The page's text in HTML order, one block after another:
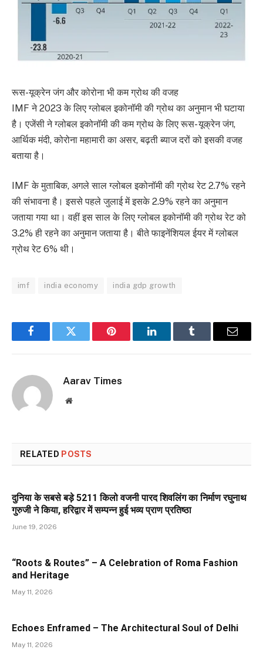
रूस-यूक्रेन जंग और कोरोना भी कम ग्रोथ की वजह
IMF ने 2023 के लिए ग्लोबल इकोनॉमी की ग्रोथ का अनुमान भी घटाया
है। एजेंसी ने ग्लोबल इकोनॉमी की कम ग्रोथ के लिए रूस- यूक्रेन जंग,
आर्थिक मंदी, कोरोना महामारी का असर, बढ़ती ब्याज दरों को इसकी वजह
बताया है।
IMF के मुताबिक, अगले साल ग्लोबल इकोनॉमी की ग्रोथ रेट 2.7% रहने
की संभावना है। इससे पहले जुलाई में इसके 2.9% रहने का अनुमान
जताया गया था। वहीं इस साल के लिए ग्लोबल इकोनॉमी की ग्रोथ रेट को
3.2% ही रहने का अनुमान जताया है। बीते फाइनेंशियल ईयर में ग्लोबल
ग्रोथ रेट 6% थी।
imf india economy india gdp growth
FacebookTwitter Pinterest LinkedInTumblr Email
Aarav Times
Website
RELATED POSTS
दुनिया के सबसे बड़े 5211 किलो वजनी पारद शिवलिंग का निर्माण रघुनाथ
गुरुजी ने किया, हरिद्वार में सम्पन्न हुई भव्य प्राण प्रतिष्ठा
June 19, 2026
“Roots & Routes” – A Celebration of Roma Fashion
and Heritage
May 11, 2026
Echoes Enframed – The Architectural Soul of Delhi
May 11, 2026